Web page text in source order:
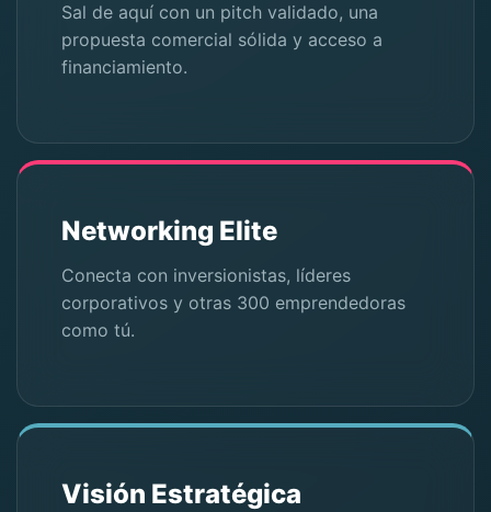
Sal de aquí con un pitch validado, una
propuesta comercial sólida y acceso a
financiamiento.
Networking Elite
Conecta con inversionistas, líderes
corporativos y otras 300 emprendedoras
como tú.
Visión Estratégica